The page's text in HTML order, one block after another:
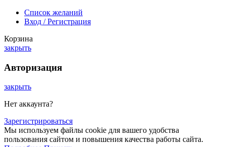
Список желаний
Вход / Регистрация
Корзина
закрыть
Авторизация
закрыть
Нет аккаунта?
Зарегистрироваться
Мы используем файлы cookie для вашего удобства
пользования сайтом и повышения качества работы сайта.